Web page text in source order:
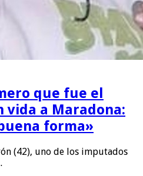
que fue el
vida a Maradona:
forma»
(42), uno de los imputados